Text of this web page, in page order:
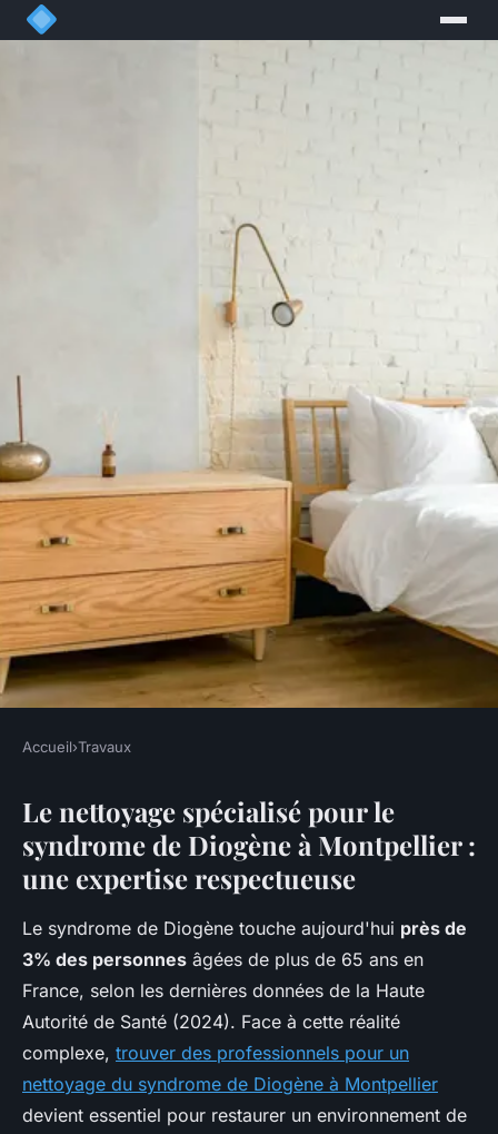
Service de nettoyage
spécialisé pour le syndrome de
diogène à montpellier
admin•29 octobre 2025•5 min de lecture
Accueil›Travaux
Le nettoyage spécialisé pour le
syndrome de Diogène à Montpellier :
une expertise respectueuse
Le syndrome de Diogène touche aujourd'hui près de
3% des personnes âgées de plus de 65 ans en
France, selon les dernières données de la Haute
Autorité de Santé (2024). Face à cette réalité
complexe, trouver des professionnels pour un
nettoyage du syndrome de Diogène à Montpellier
devient essentiel pour restaurer un environnement de